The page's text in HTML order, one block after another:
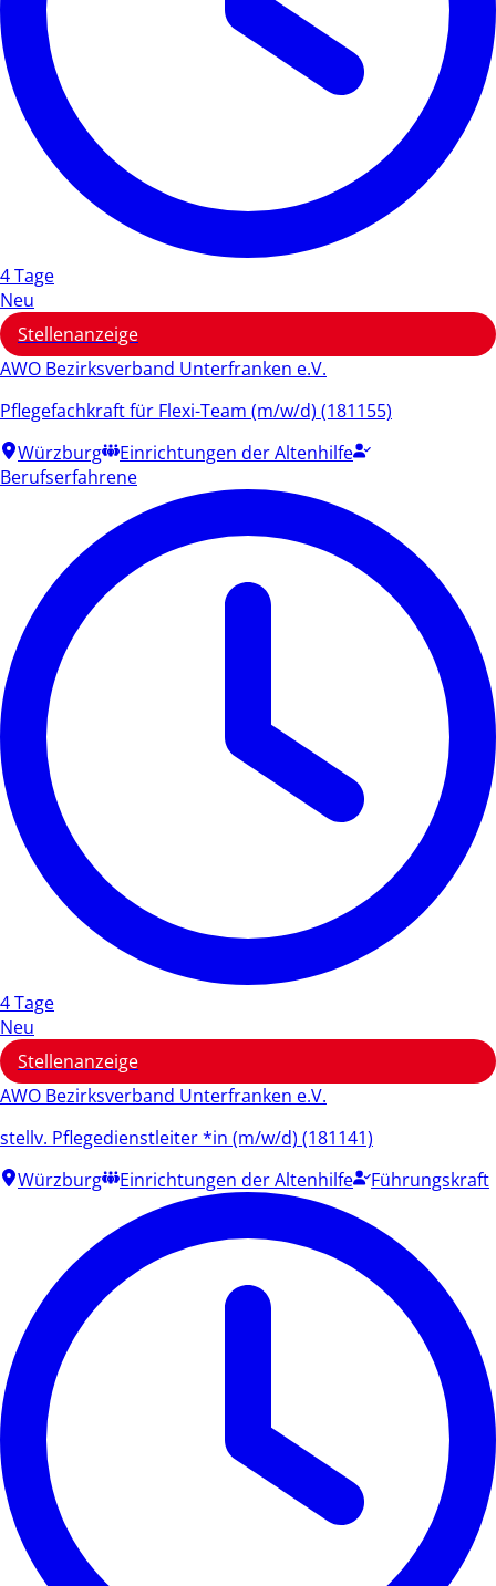
4 Tage
Neu
Stellenanzeige
AWO Bezirksverband Unterfranken e.V.
Pflegefachkraft für Flexi-Team (m/w/d) (181155)
Würzburg
Einrichtungen der Altenhilfe
Berufserfahrene
4 Tage
Neu
Stellenanzeige
AWO Bezirksverband Unterfranken e.V.
stellv. Pflegedienstleiter *in (m/w/d) (181141)
Würzburg
Einrichtungen der Altenhilfe Führungskraft